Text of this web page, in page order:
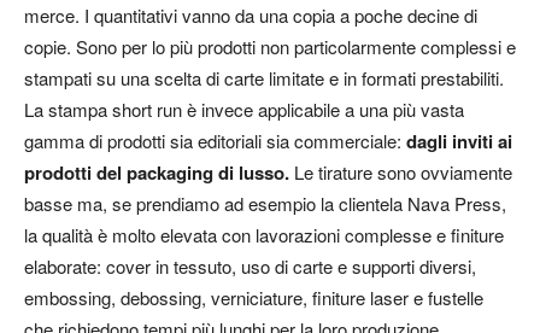
merce. I quantitativi vanno da una copia a poche decine di
copie. Sono per lo più prodotti non particolarmente complessi e
stampati su una scelta di carte limitate e in formati prestabiliti.
La stampashort runè invece applicabile a una più vasta
gamma di prodotti sia editoriali sia commerciale: dagli inviti ai
prodotti del packaging di lusso. Le tirature sono ovviamente
basse ma, se prendiamo ad esempio la clientela Nava Press,
la qualità è molto elevata con lavorazioni complesse e finiture
elaborate: cover in tessuto, uso di carte e supporti diversi,
embossing, debossing, verniciature, finiture laser e fustelle